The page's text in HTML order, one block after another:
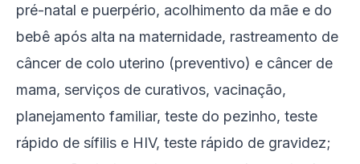
pré-natal e puerpério, acolhimento da mãe e do
bebê após alta na maternidade, rastreamento de
câncer de colo uterino (preventivo) e câncer de
mama, serviços de curativos, vacinação,
planejamento familiar, teste do pezinho, teste
rápido de sífilis e HIV, teste rápido de gravidez;